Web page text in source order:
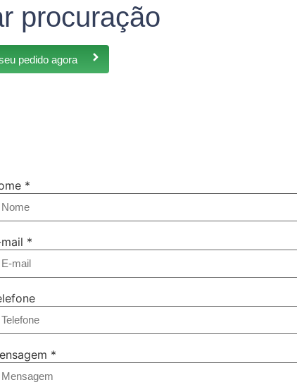
procuração
pedido agora
*
*
*